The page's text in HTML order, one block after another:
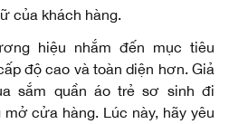
của khách hàng.
hiệu nhắm đến mục tiêu
độ cao và toàn diện hơn. Giả
sắm quần áo trẻ sơ sinh đi
cửa hàng. Lúc này, hãy yêu